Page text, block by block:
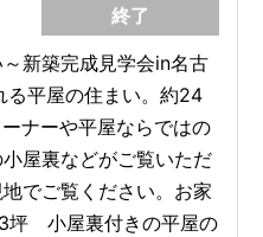
終了
新築完成見学会in名古
る平屋の住まい。約24
ナーや平屋ならではの
屋裏などがご覧いただ
でご覧ください。お家
小屋裏付きの平屋の